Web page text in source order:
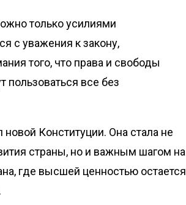
только усилиями
с уважения к закону,
того, что права и свободы
пользоваться все без
Конституции. Она стала не
страны, но и важным шагом на
где высшей ценностью остается